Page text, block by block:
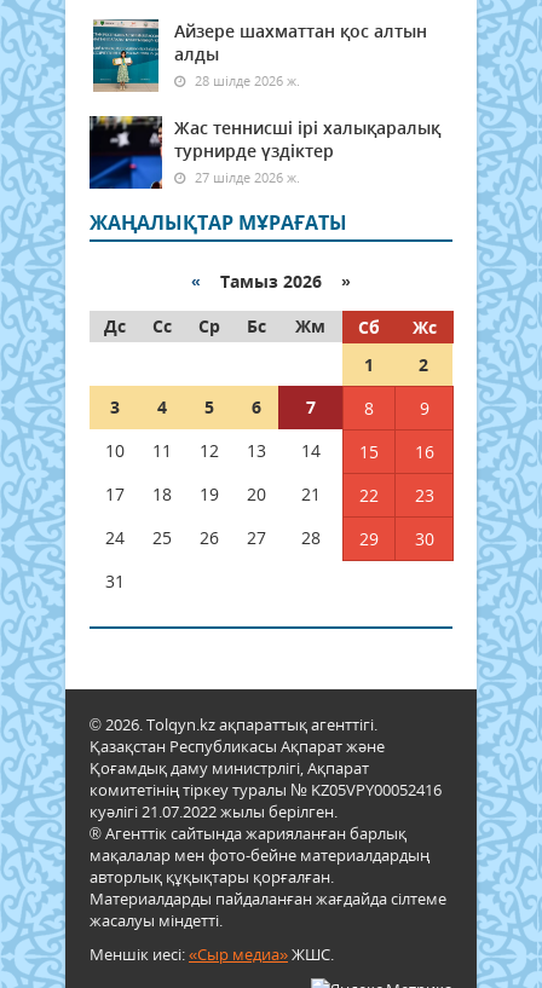
Айзере шахматтан қос алтын
алды
28 шілде 2026 ж.
Жас теннисші ірі халықаралық
турнирде үздіктер
27 шілде 2026 ж.
ЖАҢАЛЫҚТАР МҰРАҒАТЫ
« Тамыз 2026 »
Дс
Сс Ср Бс Жм Сб
Жс
1
2
3
4 5 6 7 8
9
10
11 12 13 14 15
16
17
18 19 20 21 22
23
24
25 26 27 28 29
30
31
© 2026. Tolqyn.kz ақпараттық агенттігі.
Қазақстан Республикасы Ақпарат және
Қоғамдық даму министрлігі, Ақпарат
комитетінің тіркеу туралы № KZ05VPY00052416
куәлігі 21.07.2022 жылы берілген.
® Агенттік сайтында жарияланған барлық
мақалалар мен фото-бейне материалдардың
авторлық құқықтары қорғалған.
Материалдарды пайдаланған жағдайда сілтеме
жасалуы міндетті.
Меншік иесі:«Сыр медиа»ЖШС.